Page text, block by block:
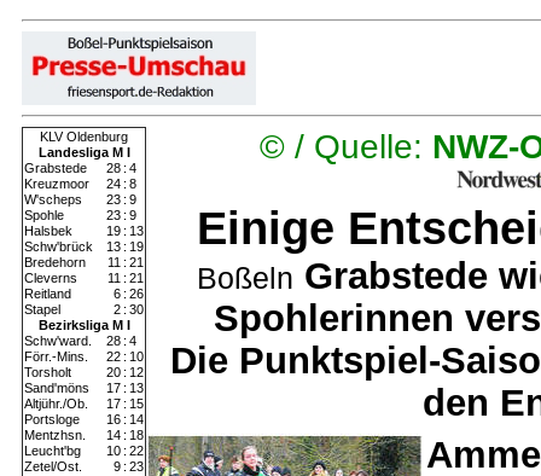
KLV Oldenburg
Landesliga M I
Grabstede
28 : 4
Kreuzmoor
24 : 8
W'scheps
23 : 9
Spohle
23 : 9
Halsbek
19 : 13
Schw'brück
13 : 19
Bredehorn
11 : 21
Cleverns
11 : 21
Reitland
6 : 26
Stapel
2 : 30
Bezirksliga M I
Schw'ward.
28 : 4
Förr.-Mins.
22 : 10
Torsholt
20 : 12
Sand'möns
17 : 13
Altjühr./Ob.
17 : 15
Portsloge
16 : 14
Mentzhsn.
14 : 18
Leucht'bg
10 : 22
Zetel/Ost.
9 : 23
© / Quelle: NWZ-
Einige
Boßeln Grabstede
Spohlerinnen
Die Punktspiel-
den